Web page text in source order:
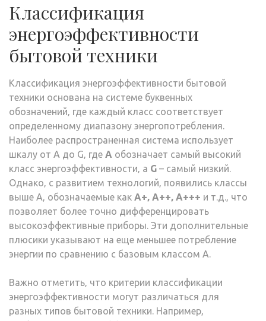
Классификация
энергоэффективности
бытовой техники
Классификация энергоэффективности бытовой
техники основана на системе буквенных
обозначений‚ где каждый класс соответствует
определенному диапазону энергопотребления.
Наиболее распространенная система использует
шкалу от A до G‚ где A обозначает самый высокий
класс энергоэффективности‚ а G – самый низкий.
Однако‚ с развитием технологий‚ появились классы
выше A‚ обозначаемые как A+‚ A++‚ A+++ и т.д.‚ что
позволяет более точно дифференцировать
высокоэффективные приборы. Эти дополнительные
плюсики указывают на еще меньшее потребление
энергии по сравнению с базовым классом A.
Важно отметить‚ что критерии классификации
энергоэффективности могут различаться для
разных типов бытовой техники. Например‚